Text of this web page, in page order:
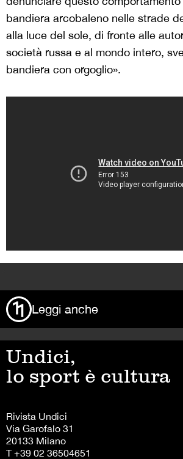
bandiera arcobaleno nelle strade
alla luce del sole, di fronte alle
società russa e al mondo intero,
bandiera con orgoglio».
Leggi anche
Undici,
lo sport è cultura
Rivista Undici
Via Garofalo 31
20133 Milano
T +39 02 36504651